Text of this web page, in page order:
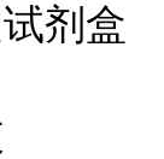
剂盒